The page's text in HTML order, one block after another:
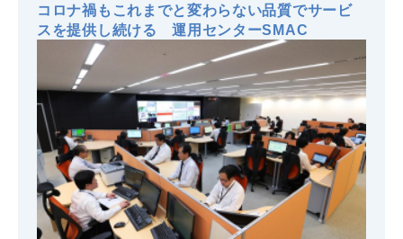
コロナ禍もこれまでと変わらない品質でサービ
スを提供し続ける 運用センターSMAC